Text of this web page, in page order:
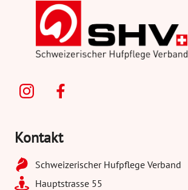
Kontakt
Schweizerischer Hufpflege Verband
Hauptstrasse 55